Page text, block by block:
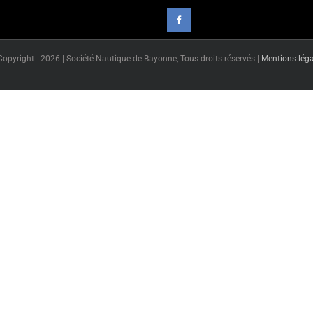
- 2026 | Société Nautique de Bayonne, Tous droits réservés | Mentions